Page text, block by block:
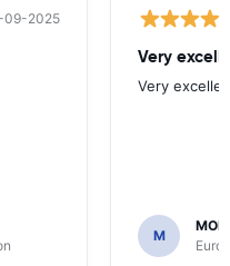
09-2025
Very
Very
M